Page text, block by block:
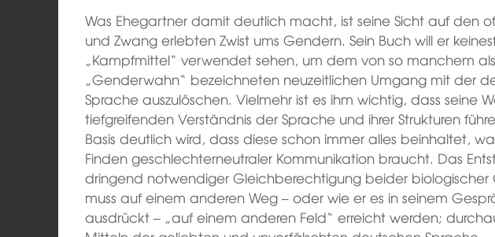
Was Ehegartner damit deutlich macht, ist seine Sicht auf den
und Zwang erlebten Zwist ums Gendern. Sein Buch will er
„Kampfmittel“ verwendet sehen, um dem von so manchem als
„Genderwahn“ bezeichneten neuzeitlichen Umgang mit der
Sprache auszulöschen. Vielmehr ist es ihm wichtig, dass seine
tiefgreifenden Verständnis der Sprache und ihrer Strukturen
Basis deutlich wird, dass diese schon immer alles beinhaltet,
Finden geschlechterneutraler Kommunikation braucht. Das
dringend notwendiger Gleichberechtigung beider biologischer
muss auf einem anderen Weg – oder wie er es in seinem
ausdrückt – „auf einem anderen Feld“ erreicht werden;